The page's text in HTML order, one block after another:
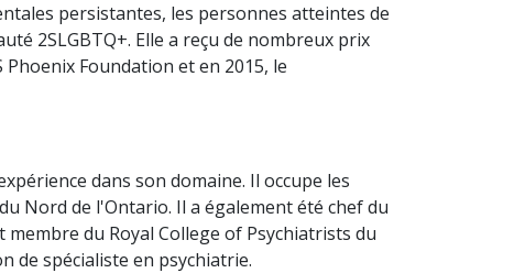
persistantes, les personnes atteintes de
2SLGBTQ+. Elle a reçu de nombreux prix
Foundation et en 2015, le
dans son domaine. Il occupe les
Nord de l'Ontario. Il a également été chef du
du Royal College of Psychiatrists du
de spécialiste en psychiatrie.